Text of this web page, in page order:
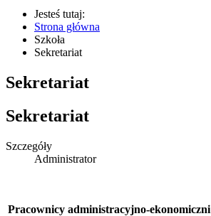
Jesteś tutaj:
Strona główna
Szkoła
Sekretariat
Sekretariat
Sekretariat
Szczegóły
Administrator
Pracownicy administracyjno-ekonomiczni